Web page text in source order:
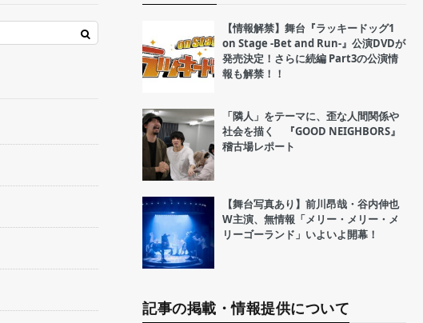
【情報解禁】舞台『ラッキードッグ1
on Stage -Bet and Run-』公演DVDが
発売決定！さらに続編 Part3の公演情
報も解禁！！
「隣人」をテーマに、歪な人間関係や
社会を描く 『GOOD NEIGHBORS』
稽古場レポート
【舞台写真あり】前川昂哉・谷内伸也
W主演、無情報「メリー・メリー・メ
リーゴーランド」いよいよ開幕！
記事の掲載・情報提供について